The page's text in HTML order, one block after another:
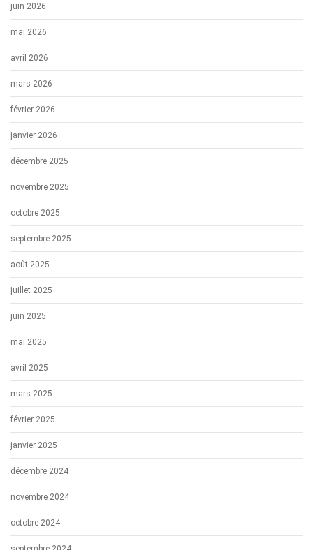
juin 2026
mai 2026
avril 2026
mars 2026
février 2026
janvier 2026
décembre 2025
novembre 2025
octobre 2025
septembre 2025
août 2025
juillet 2025
juin 2025
mai 2025
avril 2025
mars 2025
février 2025
janvier 2025
décembre 2024
novembre 2024
octobre 2024